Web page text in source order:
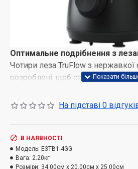
Оптимальне подрібнення з
Чотири леза TruFlow з нержавкої
розроблені, щоб створювати
результат.
Потужний мотор із легкістю
тверді інгредієнти, а також лід,
створювати смачні страви з
На підставі 0
В НАЯВНОСТІ
Модель: E3TB1-4GG
Вага: 2.20кг
Розміри: 34.00см x 20.00см x 25.00см